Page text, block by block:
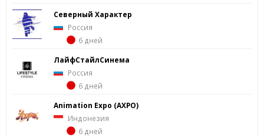
Северный Характер
Россия
6 дней
ЛайфСтайлСинема
Россия
6 дней
Animation Expo (AXPO)
Индонезия
6 дней